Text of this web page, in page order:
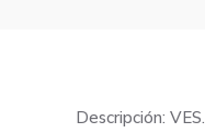
Descripción: